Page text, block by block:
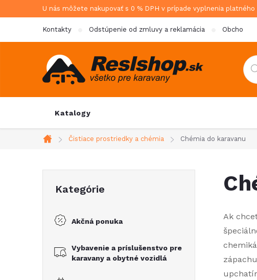
na
U nás môžete nakupovať s 0 % DPH v prípade vyplnenia platného
Kontakty Odstúpenie od zmluvy a reklamácia Obchodné
Katalogy
Domov
Čistiace prostriedky a chémia Chémia do karavanu
kategórie
Kategórie
Akčná ponuka
Vybavenie a príslušenstvo pre
karavany a obytné vozidlá
Ak